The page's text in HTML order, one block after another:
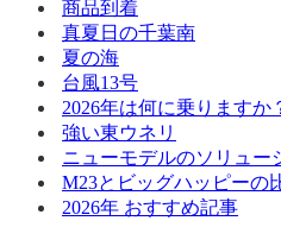
商品到着
真夏日の千葉南
夏の海
台風13号
2026年は何に乗りますか
強い東ウネリ
ニューモデルのソリュー
M23とビッグハッピーの
2026年 おすすめ記事